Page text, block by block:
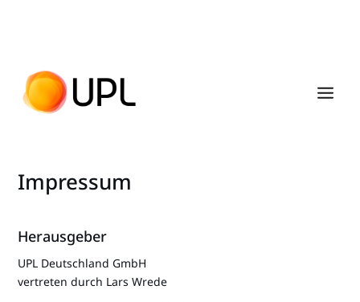
Impressum
Herausgeber
UPL Deutschland GmbH
vertreten durch Lars Wrede